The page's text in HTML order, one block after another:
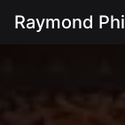
Raymond